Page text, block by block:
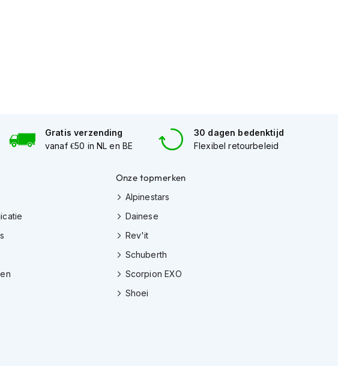
Gratis verzending
vanaf €50 in NL en BE
30 dagen bedenktijd
Flexibel retourbeleid
Onze topmerken
Alpinestars
Dainese
Rev'it
Schuberth
Scorpion EXO
Shoei